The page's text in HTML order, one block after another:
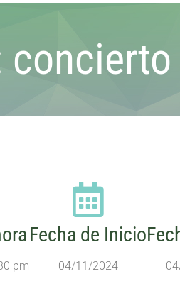
pm
Fecha de Inicio
04/11/2024